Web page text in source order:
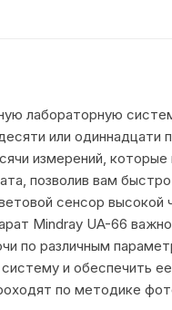
лабораторную
или одиннадцати
измерений,
позволив вам
сенсор высокой
Mindray UA-66
по различным
и обеспечить
по методике